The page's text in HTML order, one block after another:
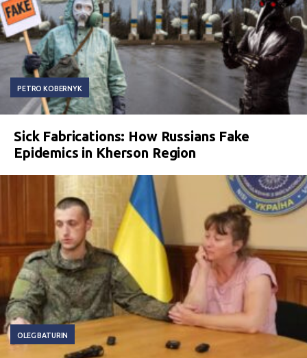
PETRO KOBERNYK
Sick Fabrications: How Russians Fake
Epidemics in Kherson Region
OLEG BATURIN